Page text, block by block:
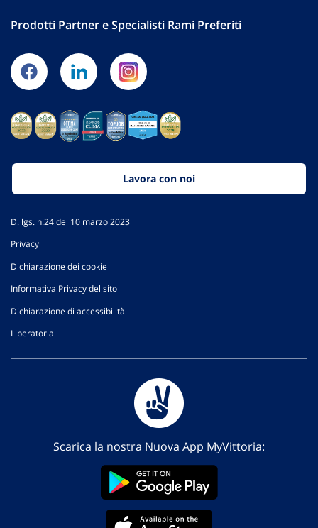
Prodotti Partner e Specialisti Rami Preferiti
Lavora con noi
D. lgs. n.24 del 10 marzo 2023
Privacy
Dichiarazione dei cookie
Informativa Privacy del sito
Dichiarazione di accessibilità
Liberatoria
Scarica la nostra Nuova App MyVittoria: